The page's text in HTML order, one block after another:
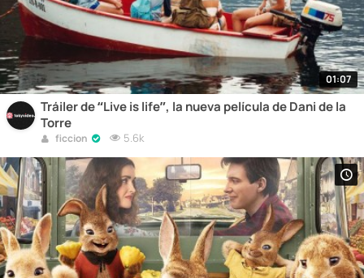
01:07
Tráiler de “Live is life”, la nueva película de Dani de la
Torre
ficcion 5.6k